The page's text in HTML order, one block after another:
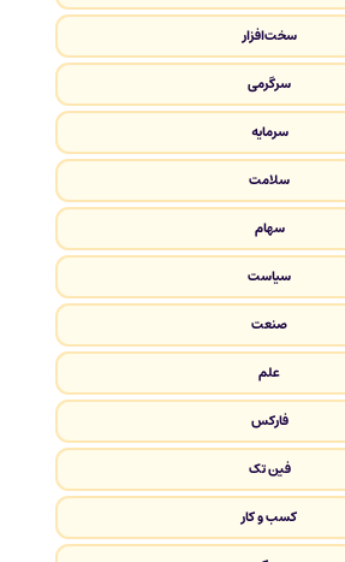
سخت‌افزار
سرگرمی
سرمایه
سلامت
سهام
سیاست
صنعت
علم
فارکس
فین تک
کسب و کار